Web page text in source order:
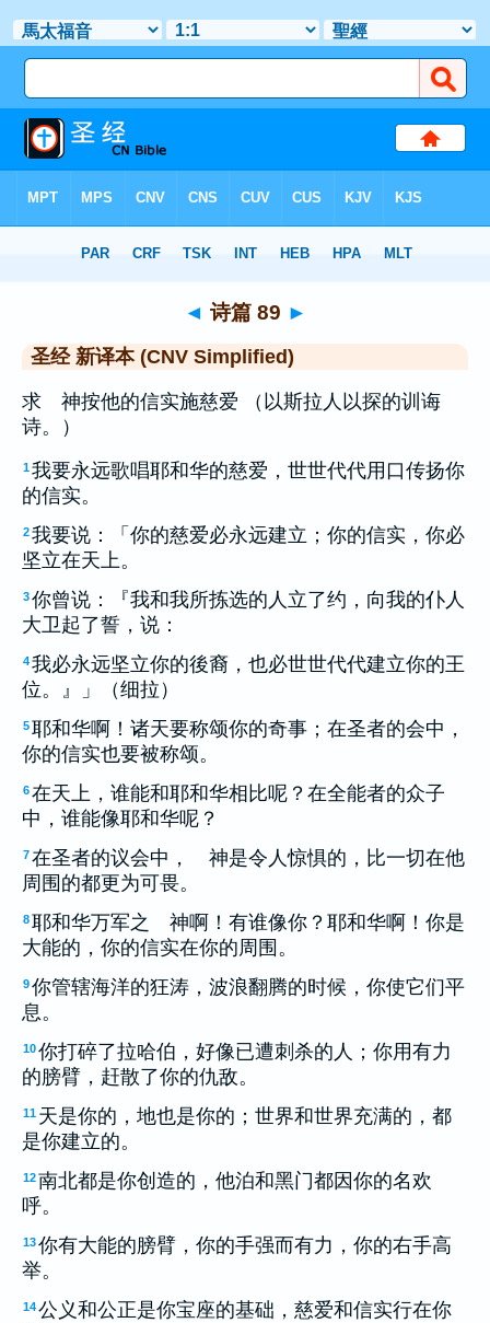
◄ 诗篇 89 ►
圣经 新译本 (CNV Simplified)
求 神按他的信实施慈爱 （以斯拉人以探的训诲
诗。）
1我要永远歌唱耶和华的慈爱，世世代代用口传扬你
的信实。
2我要说：「你的慈爱必永远建立；你的信实，你必
坚立在天上。
3你曾说：『我和我所拣选的人立了约，向我的仆人
大卫起了誓，说：
4我必永远坚立你的後裔，也必世世代代建立你的王
位。』」（细拉）
5耶和华啊！诸天要称颂你的奇事；在圣者的会中，
你的信实也要被称颂。
6在天上，谁能和耶和华相比呢？在全能者的众子
中，谁能像耶和华呢？
7在圣者的议会中， 神是令人惊惧的，比一切在他
周围的都更为可畏。
8耶和华万军之 神啊！有谁像你？耶和华啊！你是
大能的，你的信实在你的周围。
9你管辖海洋的狂涛，波浪翻腾的时候，你使它们平
息。
10你打碎了拉哈伯，好像已遭刺杀的人；你用有力
的膀臂，赶散了你的仇敌。
11 天是你的，地也是你的；世界和世界充满的，都
是你建立的。
12南北都是你创造的，他泊和黑门都因你的名欢
呼。
13你有大能的膀臂，你的手强而有力，你的右手高
举。
14公义和公正是你宝座的基础，慈爱和信实行在你